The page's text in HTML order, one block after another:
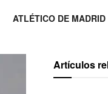
ATLÉTICO DE MADRID
Artículos